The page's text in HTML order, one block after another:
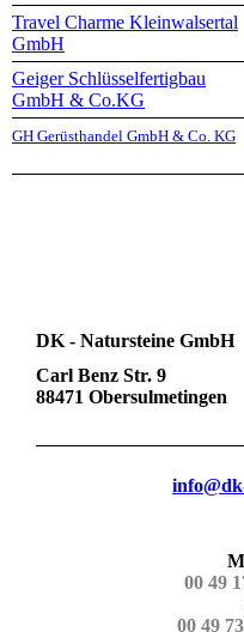
Travel Charme Kleinwalsertal
GmbH
Geiger Schlüsselfertigbau
GmbH & Co.KG
GH Gerüsthandel GmbH & Co. KG
DK - Natursteine GmbH
Carl Benz Str. 9
88471 Obersulmetingen
00 49
00 49